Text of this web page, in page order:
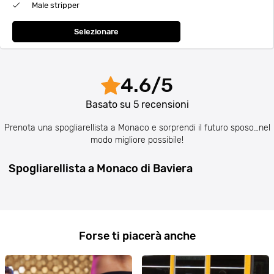
Male stripper
Selezionare
4.6/5
Basato su 5recensioni
Prenota una spogliarellista a Monaco e sorprendi il futuro sposo…nel
modo migliore possibile!
Spogliarellista a Monaco di Baviera
Forse ti piacerà anche